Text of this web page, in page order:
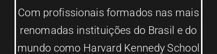
Com profissionais formados nas mais
renomadas instituições do Brasil e do
mundo como Harvard Kennedy School